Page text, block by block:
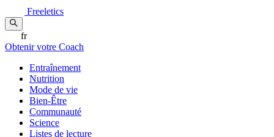
Freeletics
fr
Obtenir votre Coach
Entraînement
Nutrition
Mode de vie
Bien-Être
Communauté
Science
Listes de lecture